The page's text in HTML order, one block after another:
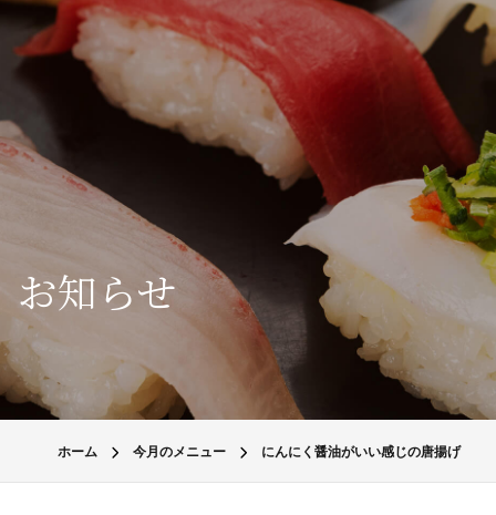
お知らせ
ホーム 今月のメニュー にんにく醤油がいい感じの唐揚げ